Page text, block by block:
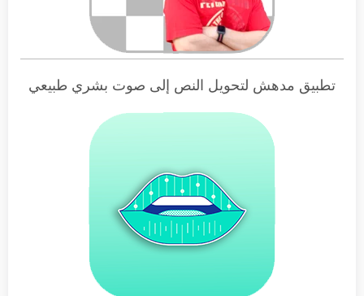
تطبيق مدهش لتحويل النص إلى صوت بشري طبيعي